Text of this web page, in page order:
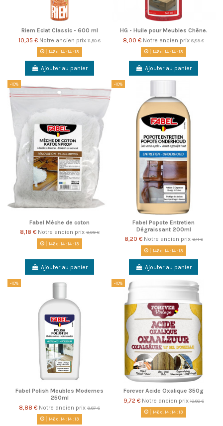
Riem Eclat Classic - 600 ml
10,35 € Notre ancien prix 11,50 €
146d. 14:14:13
Ajouter au panier
HG - Huile pour Meubles Chêne.
8,00 € Notre ancien prix 8,89 €
146d. 14:14:13
Ajouter au panier
-10%
Fabel Mèche de coton
8,18 € Notre ancien prix9,09 €
146d. 14:14:13
Ajouter au panier
-10%
Fabel Popote Entretien
Dégraissant 200ml
8,20 € Notre ancien prix9,11 €
146d. 14:14:13
Ajouter au panier
-10%
Fabel Polish Meubles Modernes
250ml
8,88 € Notre ancien prix 9,87 €
146d. 14:14:13
-10%
Forever Acide Oxalique 350g
9,72 € Notre ancien prix10,80 €
146d. 14:14:13